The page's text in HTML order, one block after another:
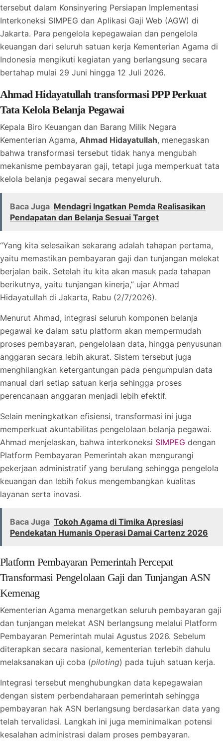
tersebut dalam Konsinyering Persiapan Implementasi
Interkoneksi SIMPEG dan Aplikasi Gaji Web (AGW) di
Jakarta. Para pengelola kepegawaian dan pengelola
keuangan dari seluruh satuan kerja Kementerian Agama di
Indonesia mengikuti kegiatan yang berlangsung secara
bertahap mulai 29 Juni hingga 12 Juli 2026.
Ahmad Hidayatullah transformasi PPP Perkuat
Tata Kelola Belanja Pegawai
Kepala Biro Keuangan dan Barang Milik Negara
Kementerian Agama, Ahmad Hidayatullah, menegaskan
bahwa transformasi tersebut tidak hanya mengubah
mekanisme pembayaran gaji, tetapi juga memperkuat tata
kelola belanja pegawai secara menyeluruh.
Baca Juga Mendagri Ingatkan Pemda Realisasikan
Pendapatan dan Belanja Sesuai Target
“Yang kita selesaikan sekarang adalah tahapan pertama,
yaitu memastikan pembayaran gaji dan tunjangan melekat
berjalan baik. Setelah itu kita akan masuk pada tahapan
berikutnya, yaitu tunjangan kinerja,” ujar Ahmad
Hidayatullah di Jakarta, Rabu (2/7/2026).
Menurut Ahmad, integrasi seluruh komponen belanja
pegawai ke dalam satu platform akan mempermudah
proses pembayaran, pengelolaan data, hingga penyusunan
anggaran secara lebih akurat. Sistem tersebut juga
menghilangkan ketergantungan pada pengumpulan data
manual dari setiap satuan kerja sehingga proses
perencanaan anggaran menjadi lebih efektif.
Selain meningkatkan efisiensi, transformasi ini juga
memperkuat akuntabilitas pengelolaan belanja pegawai.
Ahmad menjelaskan, bahwa interkoneksi SIMPEG dengan
Platform Pembayaran Pemerintah akan mengurangi
pekerjaan administratif yang berulang sehingga pengelola
keuangan dan lebih fokus mengembangkan kualitas
layanan serta inovasi.
Baca Juga Tokoh Agama di Timika Apresiasi
Pendekatan Humanis Operasi Damai Cartenz 2026
Platform Pembayaran Pemerintah Percepat
Transformasi Pengelolaan Gaji dan Tunjangan ASN
Kemenag
Kementerian Agama menargetkan seluruh pembayaran gaji
dan tunjangan melekat ASN berlangsung melalui Platform
Pembayaran Pemerintah mulai Agustus 2026. Sebelum
diterapkan secara nasional, kementerian terlebih dahulu
melaksanakan uji coba (piloting) pada tujuh satuan kerja.
Integrasi tersebut menghubungkan data kepegawaian
dengan sistem perbendaharaan pemerintah sehingga
pembayaran hak ASN berlangsung berdasarkan data yang
telah tervalidasi. Langkah ini juga meminimalkan potensi
kesalahan administrasi dalam proses pembayaran.